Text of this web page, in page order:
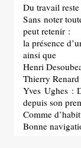
Du travail
Sans noter
peut retenir :
la présence
ainsi que
Henri
Thierry
Yves Ughes :
depuis son
Comme
Bonne